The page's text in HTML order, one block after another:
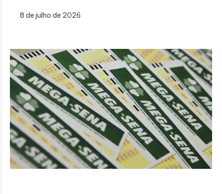
8 de julho de 2026